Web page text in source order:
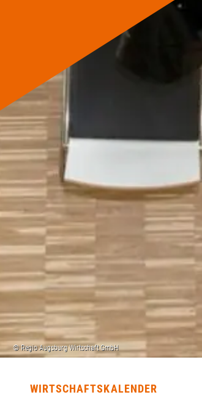
WIRTSCHAFTSKALENDER